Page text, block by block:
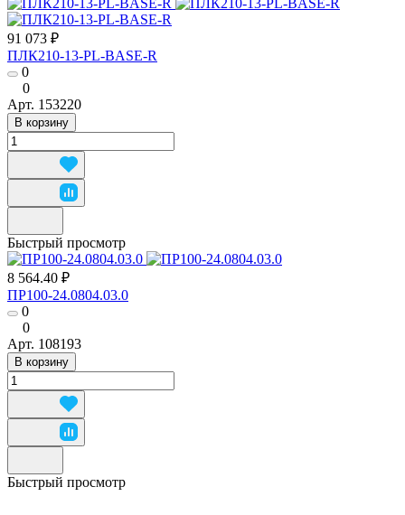
91 073 ₽
ПЛК210-13-PL-BASE-R
0
0
Арт. 153220
В корзину
Быстрый просмотр
8 564.40 ₽
ПР100-24.0804.03.0
0
0
Арт. 108193
В корзину
Быстрый просмотр